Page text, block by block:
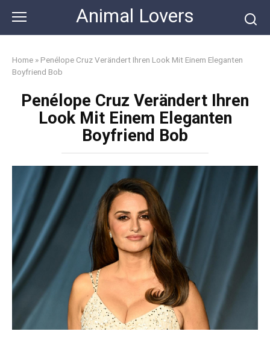
content
Animal Lovers
Home » Penélope Cruz Verändert Ihren Look Mit Einem Eleganten
Boyfriend Bob
Penélope Cruz Verändert Ihren
Look Mit Einem Eleganten
Boyfriend Bob